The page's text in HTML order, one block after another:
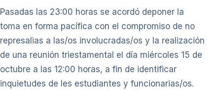
Pasadas las 23:00 horas se acordó deponer la
toma en forma pacífica con el compromiso de no
represalias a las/os involucradas/os y la realización
de una reunión triestamental el día miércoles 15 de
octubre a las 12:00 horas, a fin de identificar
inquietudes de les estudiantes y funcionarias/os.